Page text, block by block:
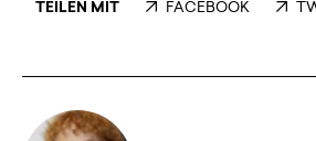
TEILEN MIT FACEBOOK